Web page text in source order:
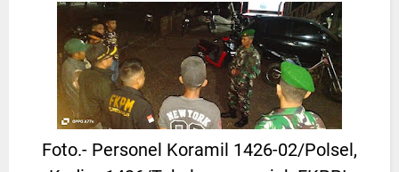
Foto.- Personel Koramil 1426-02/Polsel,